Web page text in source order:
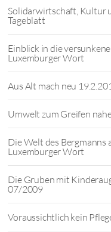
Solidarwirtschaft, Kultur
Tageblatt
Einblick in die
Luxemburger Wort
Aus Alt mach neu
Umwelt zum Greifen
Die Welt des Bergmanns
Luxemburger Wort
Die Gruben mit
07/2009
Voraussichtlich kein